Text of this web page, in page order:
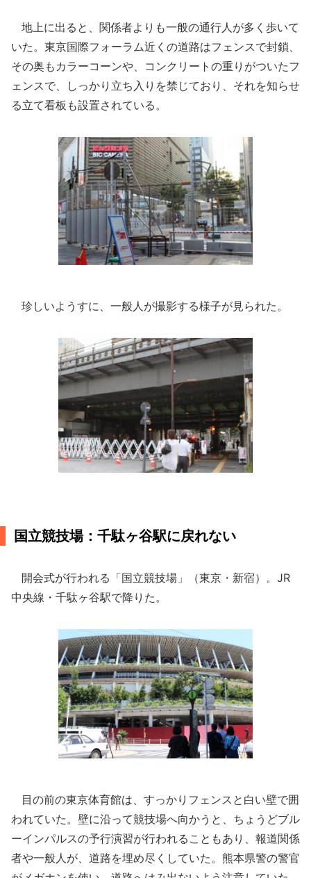
地上に出ると、関係者よりも一般の通行人が多く歩いて
いた。東京国際フォーラム近くの道路はフェンスで封鎖、
その奥もカラーコーンや、コンクリートの重りがついたフ
ェンスで、しっかり立ち入りを禁じており、それを知らせ
る立て看板も設置されている。
珍しいようすに、一般人が撮影する様子が見られた。
国立競技場：千駄ヶ谷駅に戻れない
開会式が行われる「国立競技場」（東京・新宿）。JR
中央線・千駄ヶ谷駅で降りた。
目の前の東京体育館は、すっかりフェンスと白い壁で囲
われていた。壁に沿って競技場へ向かうと、ちょうどブル
ーインパルスの予行演習が行われることもあり、報道関係
者や一般人が、道路を埋め尽くしていた。熊本県警の警官